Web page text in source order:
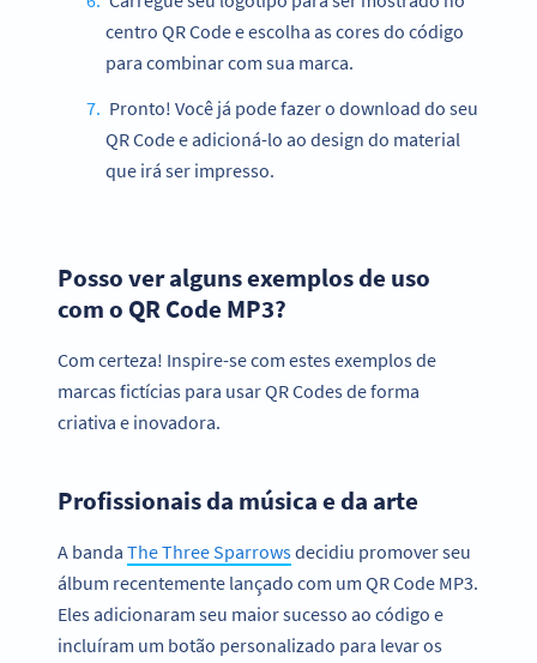
centro QR Code e escolha as cores do código
para combinar com sua marca.
Pronto! Você já pode fazer o download do seu
QR Code e adicioná-lo ao design do material
que irá ser impresso.
Posso ver alguns exemplos de uso
com o QR Code MP3?
Com certeza! Inspire-se com estes exemplos de
marcas fictícias para usar QR Codes de forma
criativa e inovadora.
Profissionais da música e da arte
A banda The Three Sparrowsdecidiu promover seu
álbum recentemente lançado com um QR Code MP3.
Eles adicionaram seu maior sucesso ao código e
incluíram um botão personalizado para levar os